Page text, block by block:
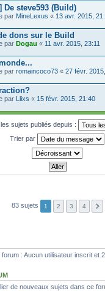
De steve593 (Build)
par MineLexus « 13 avr. 2015,
dons sur le Build
par Dogau « 11 avr. 2015, 23:11
par romaincoco73 « 27 févr.
par Llixs « 15 févr. 2015, 21:40
sujets publiés depuis :
Trier par
83 sujets 1 2 3 4
: Aucun utilisateur inscrit et
de nouveaux sujets dans ce